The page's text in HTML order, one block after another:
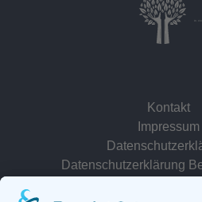
Dr.
Kontakt
Impressum
Datenschutzerklärung